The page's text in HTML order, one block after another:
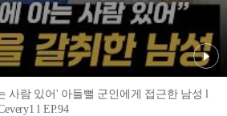
사람 있어' 아들뻘 군인에게 접근한 남성 l
l EP.94